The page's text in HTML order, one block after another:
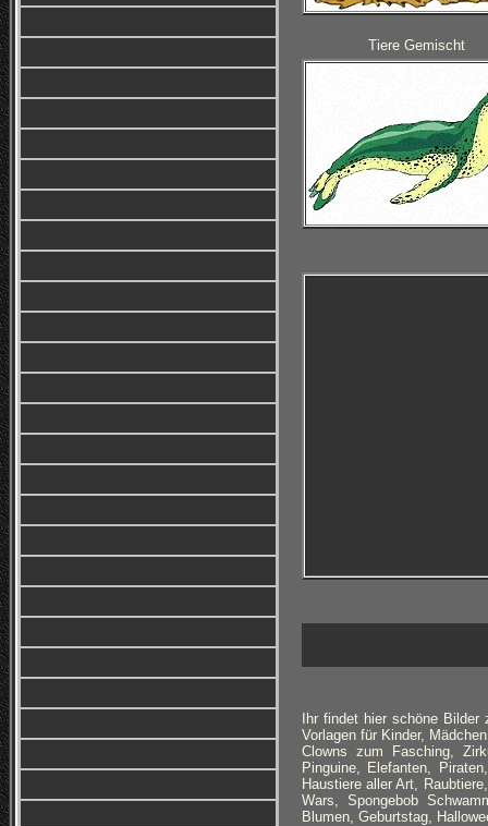
Tiere Gemischt
Ihr findet hier schöne
Vorlagen für Kinder,
Clowns zum Fasching,
Pinguine, Elefanten,
Haustiere aller Art,
Wars, Spongebob
Blumen, Geburtstag,